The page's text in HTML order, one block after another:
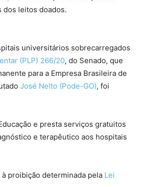
dos leitos doados.
universitários sobrecarregados
(PLP) 266/20, do Senado, que
para a Empresa Brasileira de
José Nelto (Pode-GO), foi
e presta serviços gratuitos
e terapêutico aos hospitais
proibição determinada pela Lei